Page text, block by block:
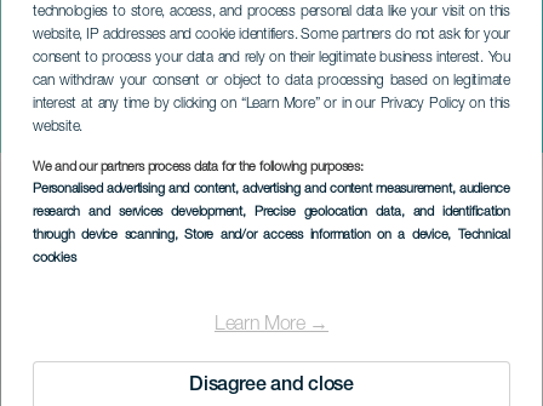
technologies to store, access, and process personal data like your visit on this
website, IP addresses and cookie identifiers. Some partners do not ask for your
consent to process your data and rely on their legitimate business interest. You
can withdraw your consent or object to data processing based on legitimate
interest at any time by clicking on “Learn More” or in our Privacy Policy on this
website.
We and our partners process data for the following purposes:
Personalised advertising and content, advertising and content measurement, audience
research and services development, Precise geolocation data, and identification
through device scanning, Store and/or access information on a device, Technical
cookies
Learn More →
Disagree and close
Yerma
LANZAROTE
Imagen
Listado